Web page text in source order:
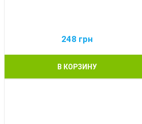
248 грн
В КОРЗИНУ